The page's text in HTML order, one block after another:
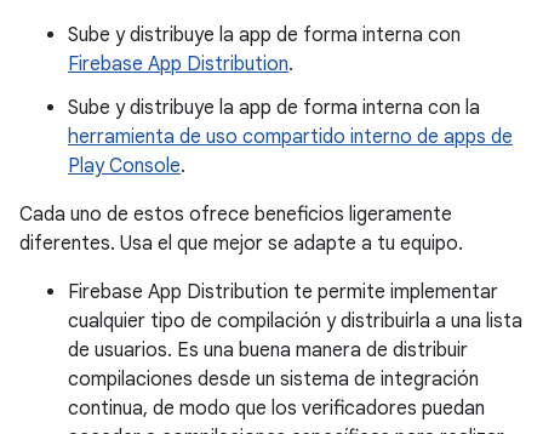
Sube y distribuye la app de forma interna con
Firebase App Distribution.
Sube y distribuye la app de forma interna con la
herramienta de uso compartido interno de apps de
Play Console.
Cada uno de estos ofrece beneficios ligeramente
diferentes. Usa el que mejor se adapte a tu equipo.
Firebase App Distribution te permite implementar
cualquier tipo de compilación y distribuirla a una lista
de usuarios. Es una buena manera de distribuir
compilaciones desde un sistema de integración
continua, de modo que los verificadores puedan